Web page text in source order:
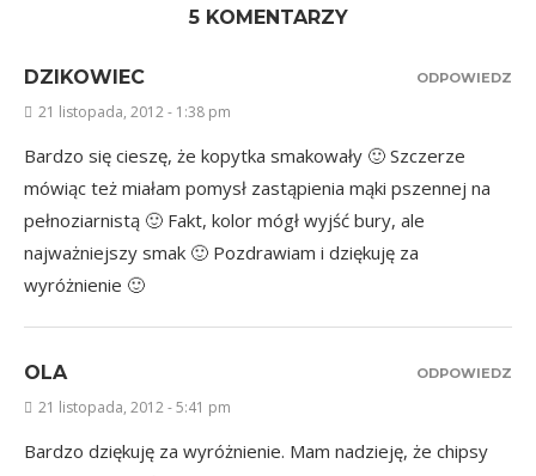
5 KOMENTARZY
DZIKOWIEC
21 listopada, 2012 - 1:38 pm
Bardzo się cieszę, że kopytka smakowały 🙂 Szczerze
mówiąc też miałam pomysł zastąpienia mąki pszennej na
pełnoziarnistą 🙂 Fakt, kolor mógł wyjść bury, ale
najważniejszy smak 🙂 Pozdrawiam i dziękuję za
wyróżnienie 🙂
ODPOWIEDZ
OLA
21 listopada, 2012 - 5:41 pm
Bardzo dziękuję za wyróżnienie. Mam nadzieję, że chipsy
ODPOWIEDZ